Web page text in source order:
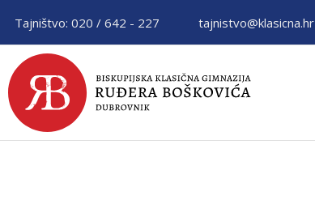
Tajništvo: 020 / 642 - 227 tajnistvo@klasicna.hr